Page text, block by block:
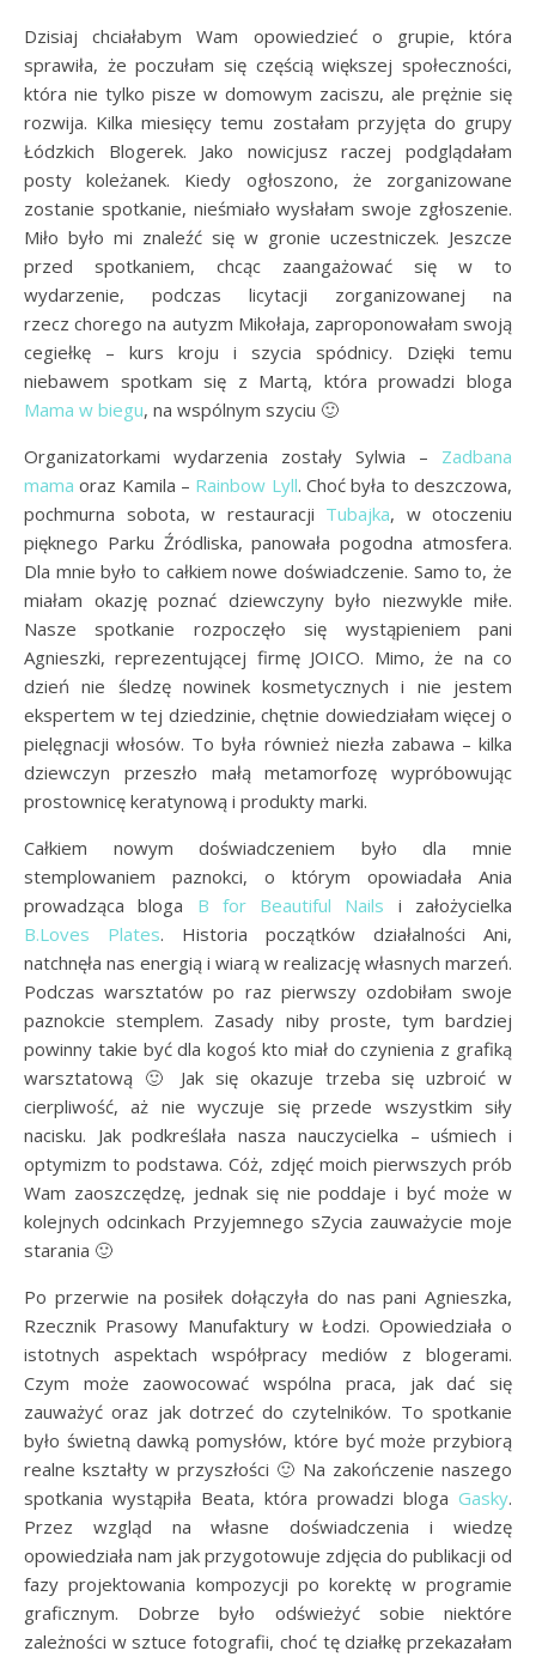
Dzisiaj chciałabym Wam opowiedzieć o grupie, która
sprawiła, że poczułam się częścią większej społeczności,
która nie tylko pisze w domowym zaciszu, ale prężnie się
rozwija. Kilka miesięcy temu zostałam przyjęta do grupy
Łódzkich Blogerek. Jako nowicjusz raczej podglądałam
posty koleżanek. Kiedy ogłoszono, że zorganizowane
zostanie spotkanie, nieśmiało wysłałam swoje zgłoszenie.
Miło było mi znaleźć się w gronie uczestniczek. Jeszcze
przed spotkaniem, chcąc zaangażować się w to
wydarzenie, podczas licytacji zorganizowanej na
rzecz chorego na autyzm Mikołaja, zaproponowałam swoją
cegiełkę – kurs kroju i szycia spódnicy. Dzięki temu
niebawem spotkam się z Martą, która prowadzi bloga
Mama w biegu, na wspólnym szyciu 🙂
Organizatorkami wydarzenia zostały Sylwia – Zadbana
mama oraz Kamila – Rainbow Lyll. Choć była to deszczowa,
pochmurna sobota, w restauracji Tubajka, w otoczeniu
pięknego Parku Źródliska, panowała pogodna atmosfera.
Dla mnie było to całkiem nowe doświadczenie. Samo to, że
miałam okazję poznać dziewczyny było niezwykle miłe.
Nasze spotkanie rozpoczęło się wystąpieniem pani
Agnieszki, reprezentującej firmę JOICO. Mimo, że na co
dzień nie śledzę nowinek kosmetycznych i nie jestem
ekspertem w tej dziedzinie, chętnie dowiedziałam więcej o
pielęgnacji włosów. To była również niezła zabawa – kilka
dziewczyn przeszło małą metamorfozę wypróbowując
prostownicę keratynową i produkty marki.
Całkiem nowym doświadczeniem było dla mnie
stemplowaniem paznokci, o którym opowiadała Ania
prowadząca bloga B for Beautiful Nails i założycielka
B.Loves Plates. Historia początków działalności Ani,
natchnęła nas energią i wiarą w realizację własnych marzeń.
Podczas warsztatów po raz pierwszy ozdobiłam swoje
paznokcie stemplem. Zasady niby proste, tym bardziej
powinny takie być dla kogoś kto miał do czynienia z grafiką
warsztatową 🙂 Jak się okazuje trzeba się uzbroić w
cierpliwość, aż nie wyczuje się przede wszystkim siły
nacisku. Jak podkreślała nasza nauczycielka – uśmiech i
optymizm to podstawa. Cóż, zdjęć moich pierwszych prób
Wam zaoszczędzę, jednak się nie poddaje i być może w
kolejnych odcinkach Przyjemnego sZycia zauważycie moje
starania 🙂
Po przerwie na posiłek dołączyła do nas pani Agnieszka,
Rzecznik Prasowy Manufaktury w Łodzi. Opowiedziała o
istotnych aspektach współpracy mediów z blogerami.
Czym może zaowocować wspólna praca, jak dać się
zauważyć oraz jak dotrzeć do czytelników. To spotkanie
było świetną dawką pomysłów, które być może przybiorą
realne kształty w przyszłości 🙂 Na zakończenie naszego
spotkania wystąpiła Beata, która prowadzi bloga Gasky.
Przez wzgląd na własne doświadczenia i wiedzę
opowiedziała nam jak przygotowuje zdjęcia do publikacji od
fazy projektowania kompozycji po korektę w programie
graficznym. Dobrze było odświeżyć sobie niektóre
zależności w sztuce fotografii, choć tę działkę przekazałam